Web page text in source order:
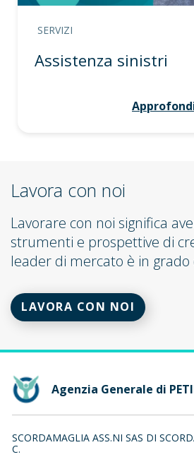
SERVIZI
Assistenza sinistri
Lavora con noi
Lavorare con noi significa
strumenti e prospettive di
leader di mercato è in grado
LAVORA CON NOI
Agenzia Generale di
SCORDAMAGLIA ASS.NI SAS DI
C.